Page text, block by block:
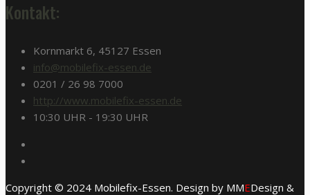
Kontakt:
Kornmarkt 6, 45127 Essen
info@mobilefix-essen.de
0201 / 26 98 7000
http://www.mobilefix-essen.de
10:30 UHR - 19:30 UHR
Copyright © 2024 Mobilefix-Essen. Design by MMEDesign &